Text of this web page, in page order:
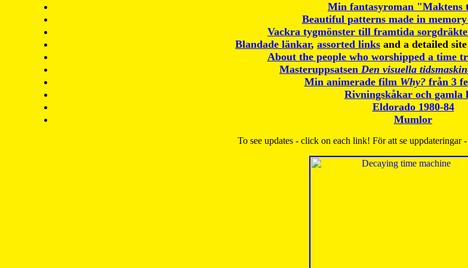
Min fantasyroman "Maktens
Beautiful patterns made in
Vackra tygmönster till framtida
Blandade länkar, assorted links and a detailed
About the people who worshipped a time
Masteruppsatsen Den visuella
Min animerade film Why?från 3
Rivningskåkar och gamla
Eldorado 1980-84
Mumlor
To see updates - click on each link! För att se uppdateringar